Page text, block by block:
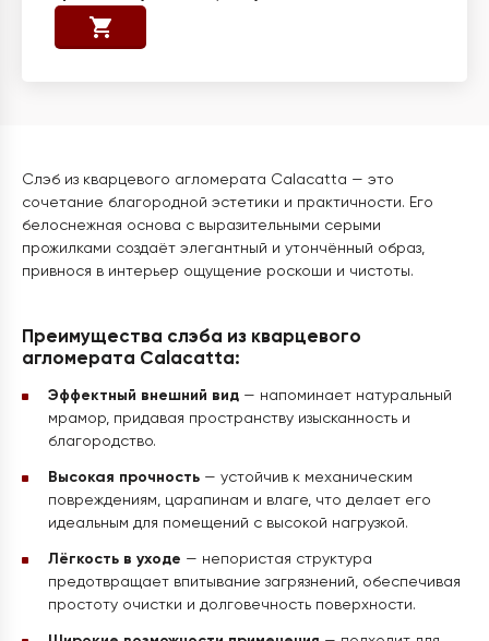
Слэб из кварцевого агломерата Calacatta — это
сочетание благородной эстетики и практичности. Его
белоснежная основа с выразительными серыми
прожилками создаёт элегантный и утончённый образ,
привнося в интерьер ощущение роскоши и чистоты.
Преимущества слэба из кварцевого
агломерата Calacatta:
Эффектный внешний вид — напоминает натуральный
мрамор, придавая пространству изысканность и
благородство.
Высокая прочность — устойчив к механическим
повреждениям, царапинам и влаге, что делает его
идеальным для помещений с высокой нагрузкой.
Лёгкость в уходе — непористая структура
предотвращает впитывание загрязнений, обеспечивая
простоту очистки и долговечность поверхности.